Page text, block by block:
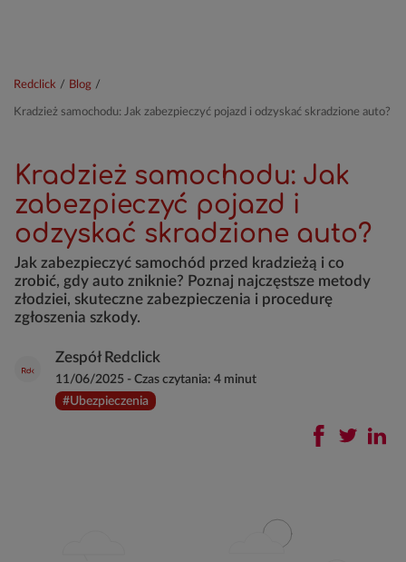
Redclick / Blog /
Kradzież samochodu: Jak zabezpieczyć pojazd i odzyskać skradzione auto?
Kradzież samochodu: Jak
zabezpieczyć pojazd i
odzyskać skradzione auto?
Jak zabezpieczyć samochód przed kradzieżą i co
zrobić, gdy auto zniknie? Poznaj najczęstsze metody
złodziei, skuteczne zabezpieczenia i procedurę
zgłoszenia szkody.
Zespół Redclick
#Ubezpieczenia
11/06/2025 - Czas czytania: 4 minut